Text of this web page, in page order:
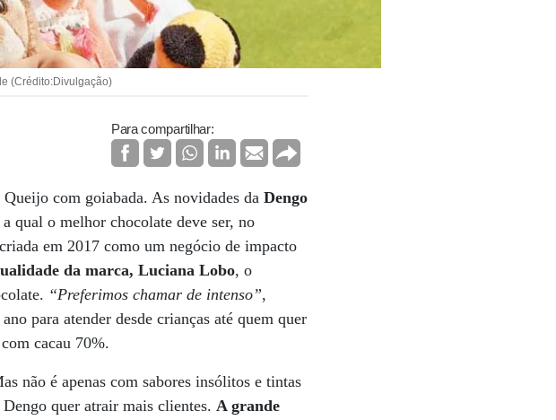
(Crédito:Divulgação)
Para compartilhar:
com goiabada. As novidades daDengo
qual o melhor chocolate deve ser, no
em 2017 como um negócio de impacto
da marca, Luciana Lobo, o
“Preferimos chamar de intenso”,
para atender desde crianças até quem quer
cacau 70%.
não é apenas com sabores insólitos e tintas
Dengo quer atrair mais clientes.A grande